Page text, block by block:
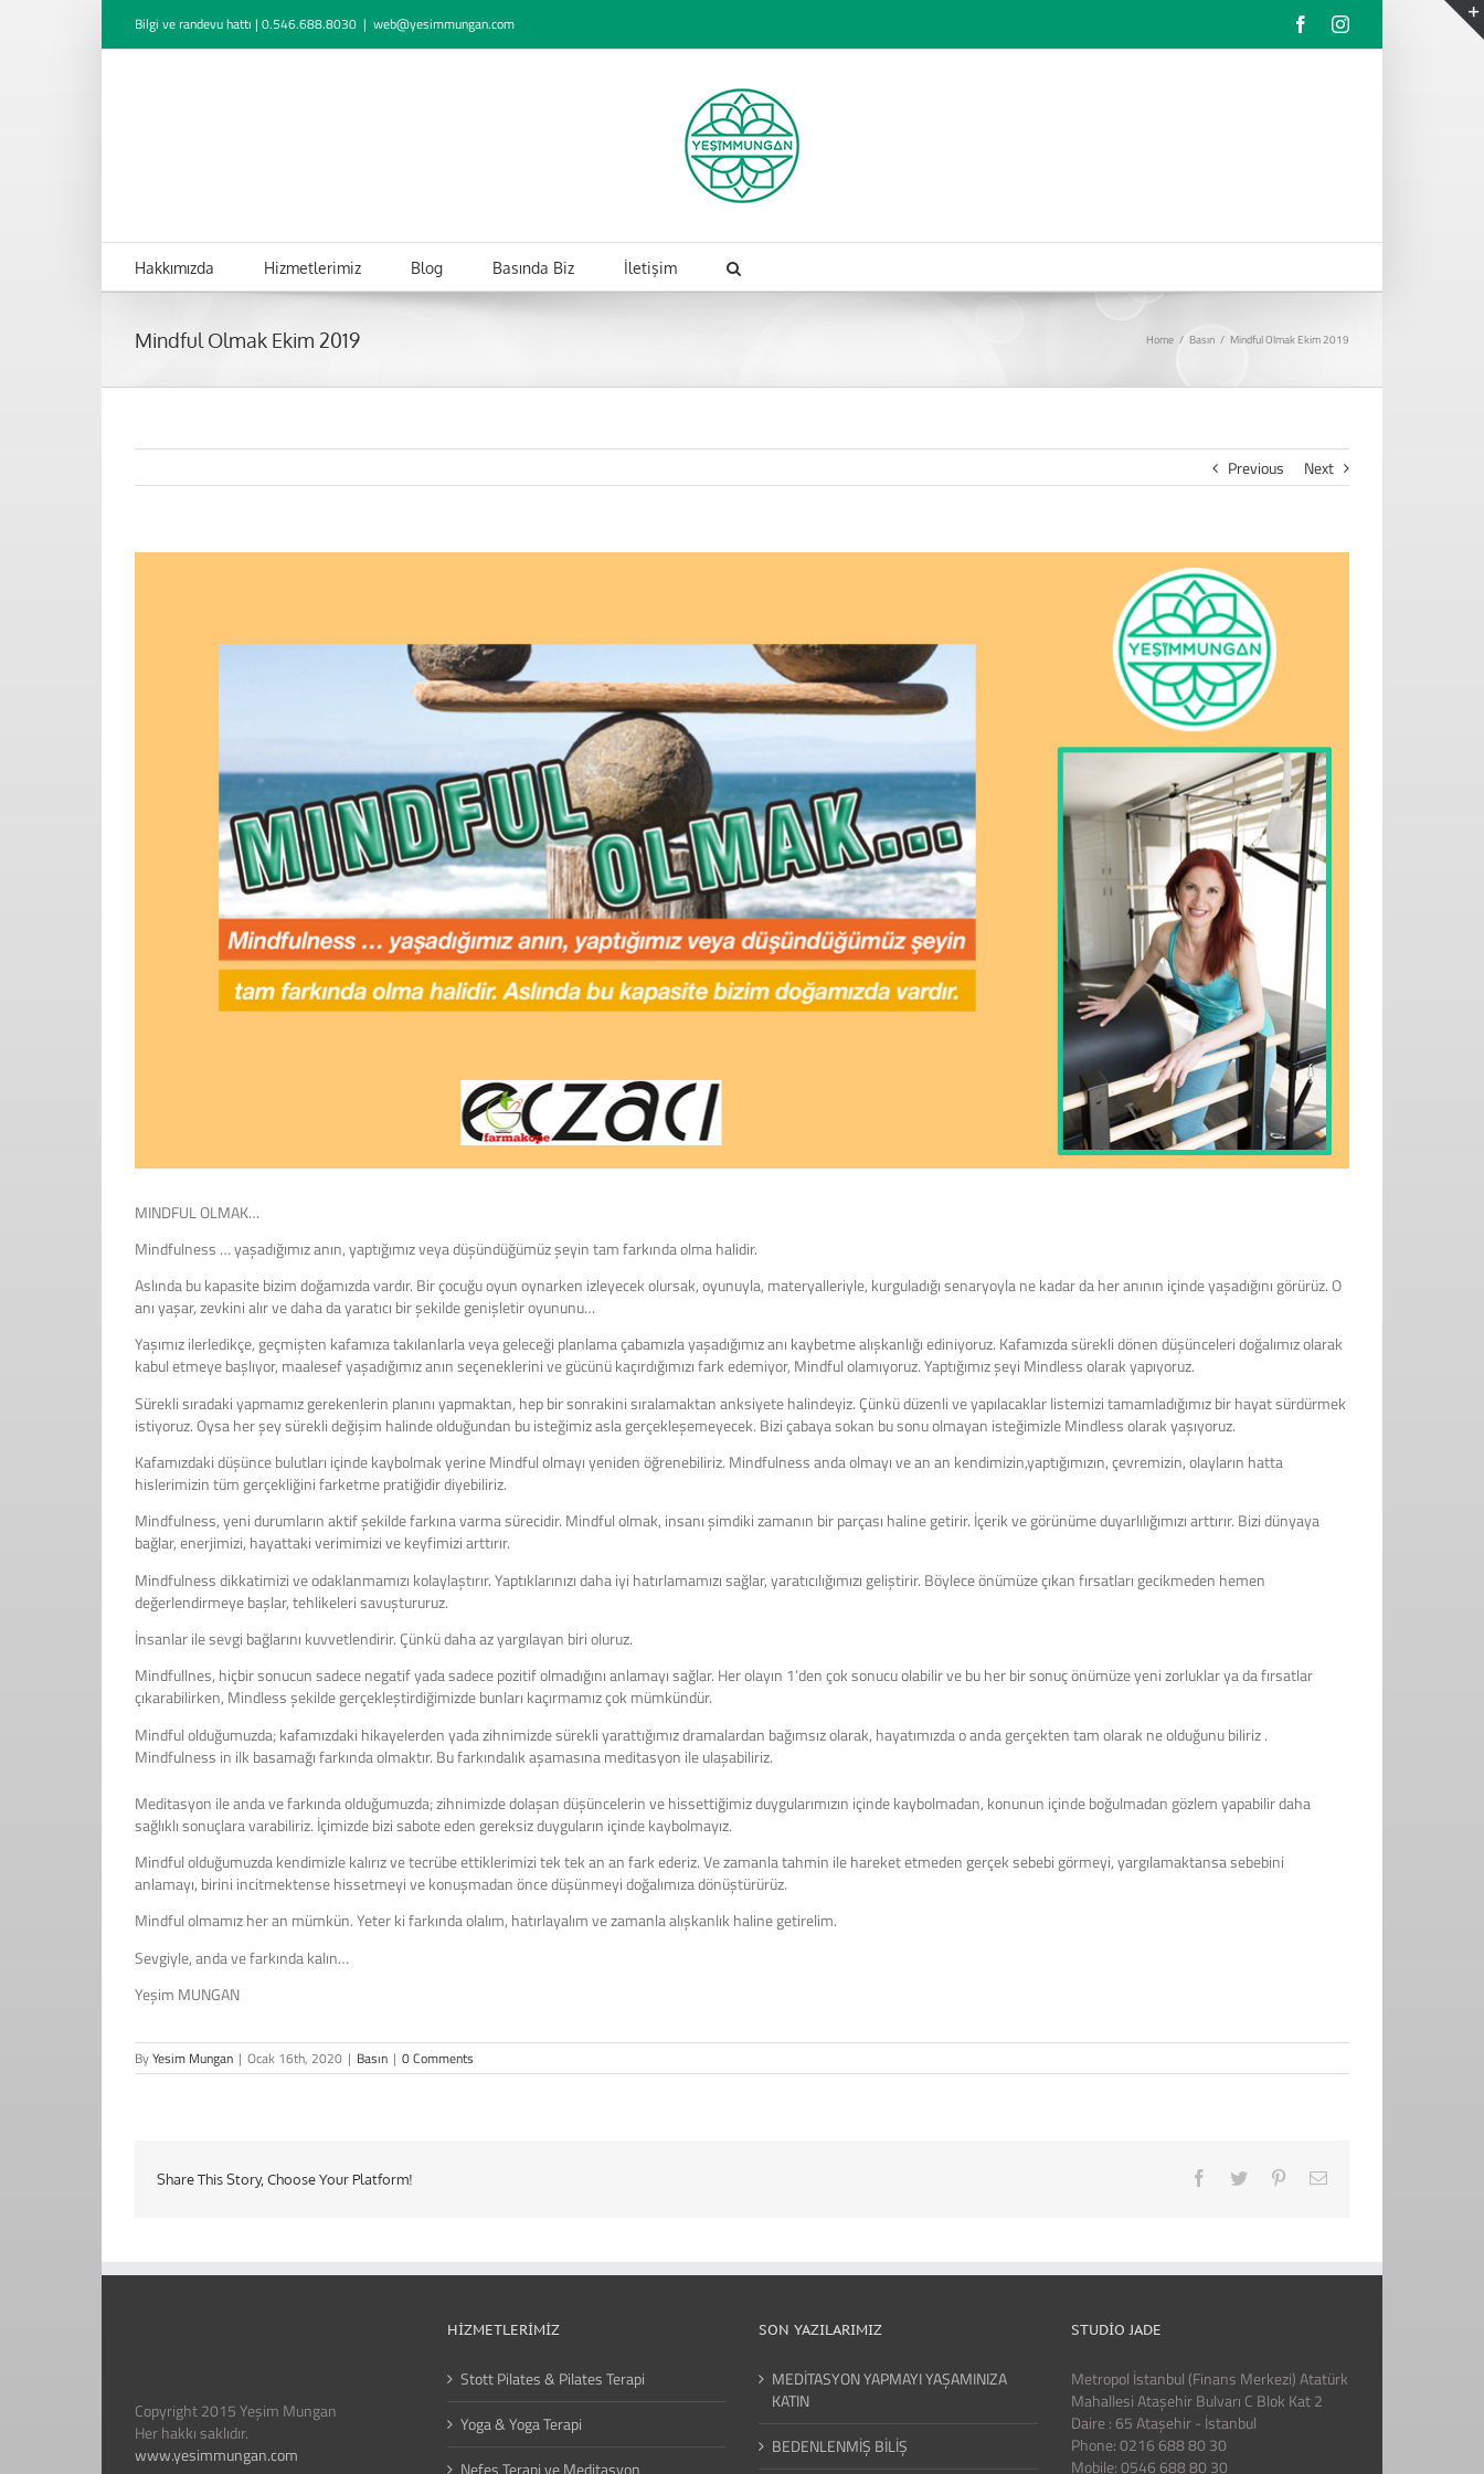
Bilgi ve randevu hattı | 0.546.688.8030 | web@yesimmungan.com FacebookInstagram
Hakkımızda Hizmetlerimiz Blog Basında Biz İletişim
Mindful Olmak Ekim 2019 Home / Basın / Mindful Olmak Ekim 2019
Previous Next
MINDFUL OLMAK…
Mindfulness … yaşadığımız anın, yaptığımız veya düşündüğümüz şeyin tam farkında olma halidir.
Aslında bu kapasite bizim doğamızda vardır. Bir çocuğu oyun oynarken izleyecek olursak, oyunuyla, materyalleriyle, kurguladığı senaryoyla ne kadar da her anının içinde yaşadığını görürüz. O
anı yaşar, zevkini alır ve daha da yaratıcı bir şekilde genişletir oyununu…
Yaşımız ilerledikçe, geçmişten kafamıza takılanlarla veya geleceği planlama çabamızla yaşadığımız anı kaybetme alışkanlığı ediniyoruz. Kafamızda sürekli dönen düşünceleri doğalımız olarak
kabul etmeye başlıyor, maalesef yaşadığımız anın seçeneklerini ve gücünü kaçırdığımızı fark edemiyor, Mindful olamıyoruz. Yaptığımız şeyi Mindless olarak yapıyoruz.
Sürekli sıradaki yapmamız gerekenlerin planını yapmaktan, hep bir sonrakini sıralamaktan anksiyete halindeyiz. Çünkü düzenli ve yapılacaklar listemizi tamamladığımız bir hayat sürdürmek
istiyoruz. Oysa her şey sürekli değişim halinde olduğundan bu isteğimiz asla gerçekleşemeyecek. Bizi çabaya sokan bu sonu olmayan isteğimizle Mindless olarak yaşıyoruz.
Kafamızdaki düşünce bulutları içinde kaybolmak yerine Mindful olmayı yeniden öğrenebiliriz. Mindfulness anda olmayı ve an an kendimizin,yaptığımızın, çevremizin, olayların hatta
hislerimizin tüm gerçekliğini farketme pratiğidir diyebiliriz.
Mindfulness, yeni durumların aktif şekilde farkına varma sürecidir. Mindful olmak, insanı şimdiki zamanın bir parçası haline getirir. İçerik ve görünüme duyarlılığımızı arttırır. Bizi dünyaya
bağlar, enerjimizi, hayattaki verimimizi ve keyfimizi arttırır.
Mindfulness dikkatimizi ve odaklanmamızı kolaylaştırır. Yaptıklarınızı daha iyi hatırlamamızı sağlar, yaratıcılığımızı geliştirir. Böylece önümüze çıkan fırsatları gecikmeden hemen
değerlendirmeye başlar, tehlikeleri savuştururuz.
İnsanlar ile sevgi bağlarını kuvvetlendirir. Çünkü daha az yargılayan biri oluruz.
Mindfullnes, hiçbir sonucun sadece negatif yada sadece pozitif olmadığını anlamayı sağlar. Her olayın 1’den çok sonucu olabilir ve bu her bir sonuç önümüze yeni zorluklar ya da fırsatlar
çıkarabilirken, Mindless şekilde gerçekleştirdiğimizde bunları kaçırmamız çok mümkündür.
Mindful olduğumuzda; kafamızdaki hikayelerden yada zihnimizde sürekli yarattığımız dramalardan bağımsız olarak, hayatımızda o anda gerçekten tam olarak ne olduğunu biliriz .
Mindfulness in ilk basamağı farkında olmaktır. Bu farkındalık aşamasına meditasyon ile ulaşabiliriz.
Meditasyon ile anda ve farkında olduğumuzda; zihnimizde dolaşan düşüncelerin ve hissettiğimiz duygularımızın içinde kaybolmadan, konunun içinde boğulmadan gözlem yapabilir daha
sağlıklı sonuçlara varabiliriz. İçimizde bizi sabote eden gereksiz duyguların içinde kaybolmayız.
Mindful olduğumuzda kendimizle kalırız ve tecrübe ettiklerimizi tek tek an an fark ederiz. Ve zamanla tahmin ile hareket etmeden gerçek sebebi görmeyi, yargılamaktansa sebebini
anlamayı, birini incitmektense hissetmeyi ve konuşmadan önce düşünmeyi doğalımıza dönüştürürüz.
Mindful olmamız her an mümkün. Yeter ki farkında olalım, hatırlayalım ve zamanla alışkanlık haline getirelim.
Sevgiyle, anda ve farkında kalın…
Yeşim MUNGAN
ByYesim Mungan | Ocak 16th, 2020 | Basın | 0 Comments
Share This Story, Choose Your Platform! Facebook
Twitter PinterestEmail
Copyright 2015 Yeşim Mungan
Her hakkı saklıdır.
www.yesimmungan.com
HIZMETLERIMIZ
Stott Pilates & Pilates Terapi
Yoga & Yoga Terapi
SON YAZILARIMIZ
MEDİTASYON YAPMAYI YAŞAMINIZA
KATIN
BEDENLENMİŞ BİLİŞ
STUDIO JADE
Metropol İstanbul (Finans Merkezi) Atatürk
Mahallesi Ataşehir Bulvarı C Blok Kat 2
Daire : 65 Ataşehir - İstanbul
Phone: 0216 688 80 30
Mobile: 0546 688 80 30